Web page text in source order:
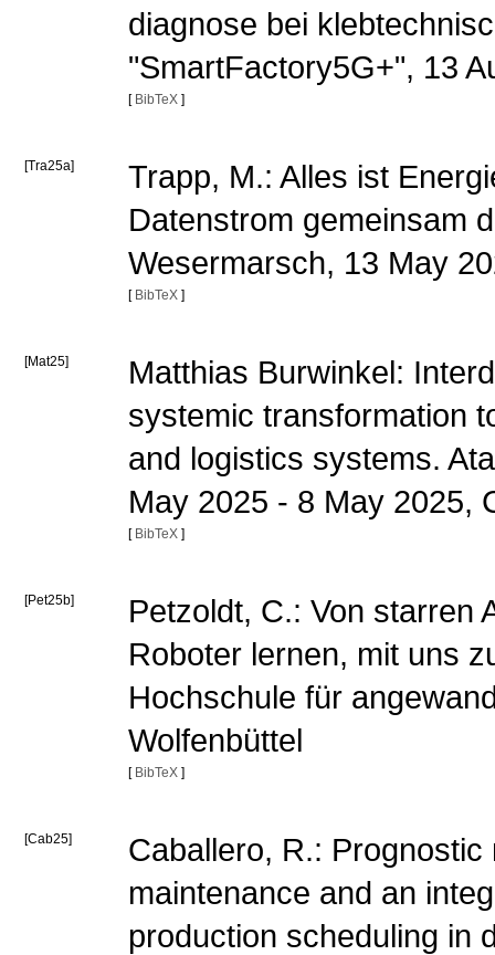
diagnose bei
"SmartFactory5G+", 13
[ BibTeX ]
[Tra25a]
Trapp, M.: Alles ist
Datenstrom gemeinsam
Wesermarsch, 13 May
[ BibTeX ]
[Mat25]
Matthias Burwinkel:
systemic transformation
and logistics systems.
May 2025 - 8 May 2025,
[ BibTeX ]
[Pet25b]
Petzoldt, C.: Von starren
Roboter lernen, mit uns
Hochschule für
Wolfenbüttel
[ BibTeX ]
[Cab25]
Caballero, R.:
maintenance and an
production scheduling in